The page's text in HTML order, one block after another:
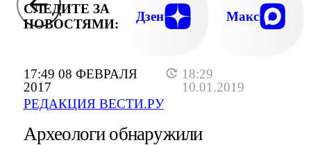
17:49 08 ФЕВРАЛЯ
2017
18:29
10.01.2019
РЕДАКЦИЯ ВЕСТИ.РУ
СЛЕДИТЕ ЗА
НОВОСТЯМИ:
Дзен Макс
Археологи обнаружили